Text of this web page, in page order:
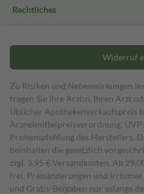
Rechtliches
Widerruf
Zu Risiken und Nebenwirkungen
fragen Sie Ihre Ärztin, Ihren Arzt
Üblicher Apothekenverkaufspreis
Arzneimittelpreisverordnung.
Preisempfehlung des Herstellers.
beinhalten die gesetzlich
zzgl. 3,95 € Versandkosten. Ab
frei. Preisänderungen und
und Gratis-Beigaben nur solange